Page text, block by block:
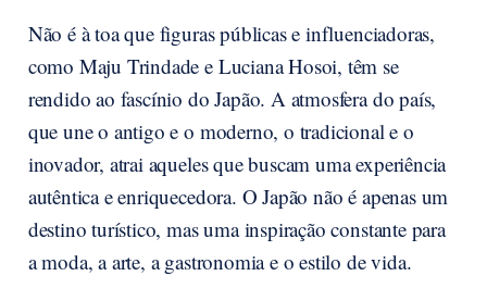
Não é à toa que figuras públicas e influenciadoras,
como Maju Trindade e Luciana Hosoi, têm se
rendido ao fascínio do Japão. A atmosfera do país,
que une o antigo e o moderno, o tradicional e o
inovador, atrai aqueles que buscam uma experiência
autêntica e enriquecedora. O Japão não é apenas um
destino turístico, mas uma inspiração constante para
a moda, a arte, a gastronomia e o estilo de vida.